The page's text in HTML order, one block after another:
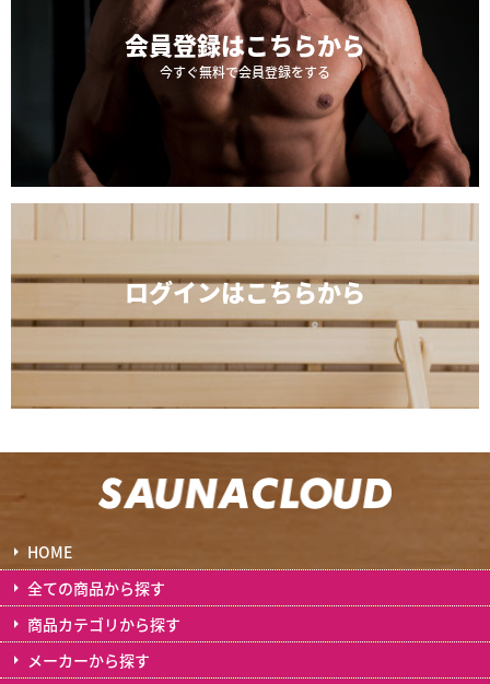
会員登録はこちらから
今すぐ無料で会員登録をする
ログインはこちらから
HOME
全ての商品から探す
商品カテゴリから探す
メーカーから探す